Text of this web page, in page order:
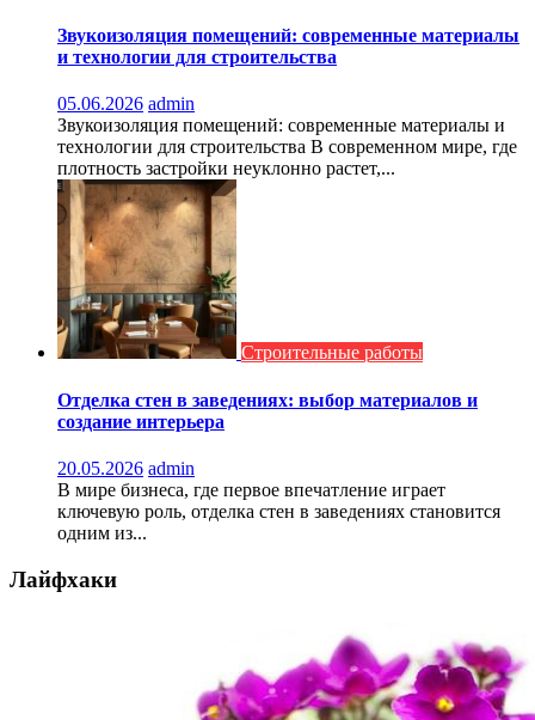
Звукоизоляция помещений: современные материалы
и технологии для строительства
05.06.2026 admin
Звукоизоляция помещений: современные материалы и
технологии для строительства В современном мире, где
плотность застройки неуклонно растет,...
Строительные работы
Отделка стен в заведениях: выбор материалов и
создание интерьера
20.05.2026 admin
В мире бизнеса, где первое впечатление играет
ключевую роль, отделка стен в заведениях становится
одним из...
Лайфхаки